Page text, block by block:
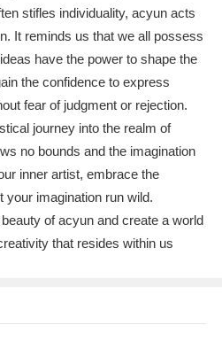
stifles individuality, acyun acts
It reminds us that we all possess
have the power to shape the
the confidence to express
fear of judgment or rejection.
journey into the realm of
no bounds and the imagination
inner artist, embrace the
your imagination run wild.
of acyun and create a world
that resides within us